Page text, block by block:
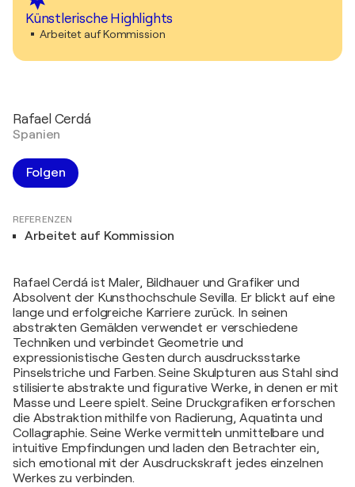
Künstlerische Highlights
Arbeitet auf Kommission
Rafael Cerdá
Spanien
Folgen
REFERENZEN
Arbeitet auf Kommission
Rafael Cerdá ist Maler, Bildhauer und Grafiker und
Absolvent der Kunsthochschule Sevilla. Er blickt auf eine
lange und erfolgreiche Karriere zurück. In seinen
abstrakten Gemälden verwendet er verschiedene
Techniken und verbindet Geometrie und
expressionistische Gesten durch ausdrucksstarke
Pinselstriche und Farben. Seine Skulpturen aus Stahl sind
stilisierte abstrakte und figurative Werke, in denen er mit
Masse und Leere spielt. Seine Druckgrafiken erforschen
die Abstraktion mithilfe von Radierung, Aquatinta und
Collagraphie. Seine Werke vermitteln unmittelbare und
intuitive Empfindungen und laden den Betrachter ein,
sich emotional mit der Ausdruckskraft jedes einzelnen
Werkes zu verbinden.